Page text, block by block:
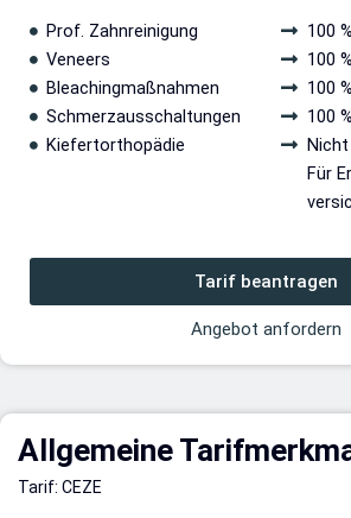
Prof. Zahnreinigung
Veneers
Bleachingmaßnahmen
Schmerzausschaltungen
Kiefertorthopädie
100
100
100
100
Für
Tarif beantragen
Angebot anfordern
Allgemeine
Tarif: CEZE